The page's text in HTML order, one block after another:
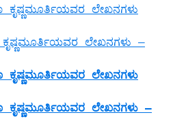
ಲೇಖನಗಳು
ಲೇಖನಗಳು –
ಕೃಷ್ಣಮೂರ್ತಿಯವರ ಲೇಖನಗಳು
ಲೇಖನಗಳು –